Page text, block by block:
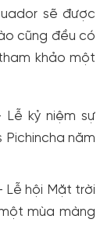
sẽ được
cũng đều có
khảo một
Lễ kỷ niệm sự
năm
Lễ hội Mặt trời
mùa màng